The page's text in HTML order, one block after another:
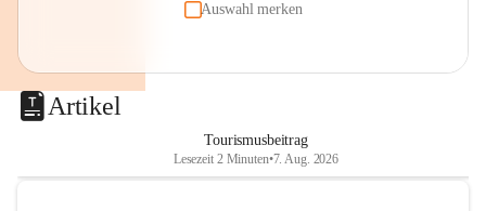
Auswahl merken
Artikel
Tourismusbeitrag
Lesezeit 2 Minuten•7. Aug. 2026